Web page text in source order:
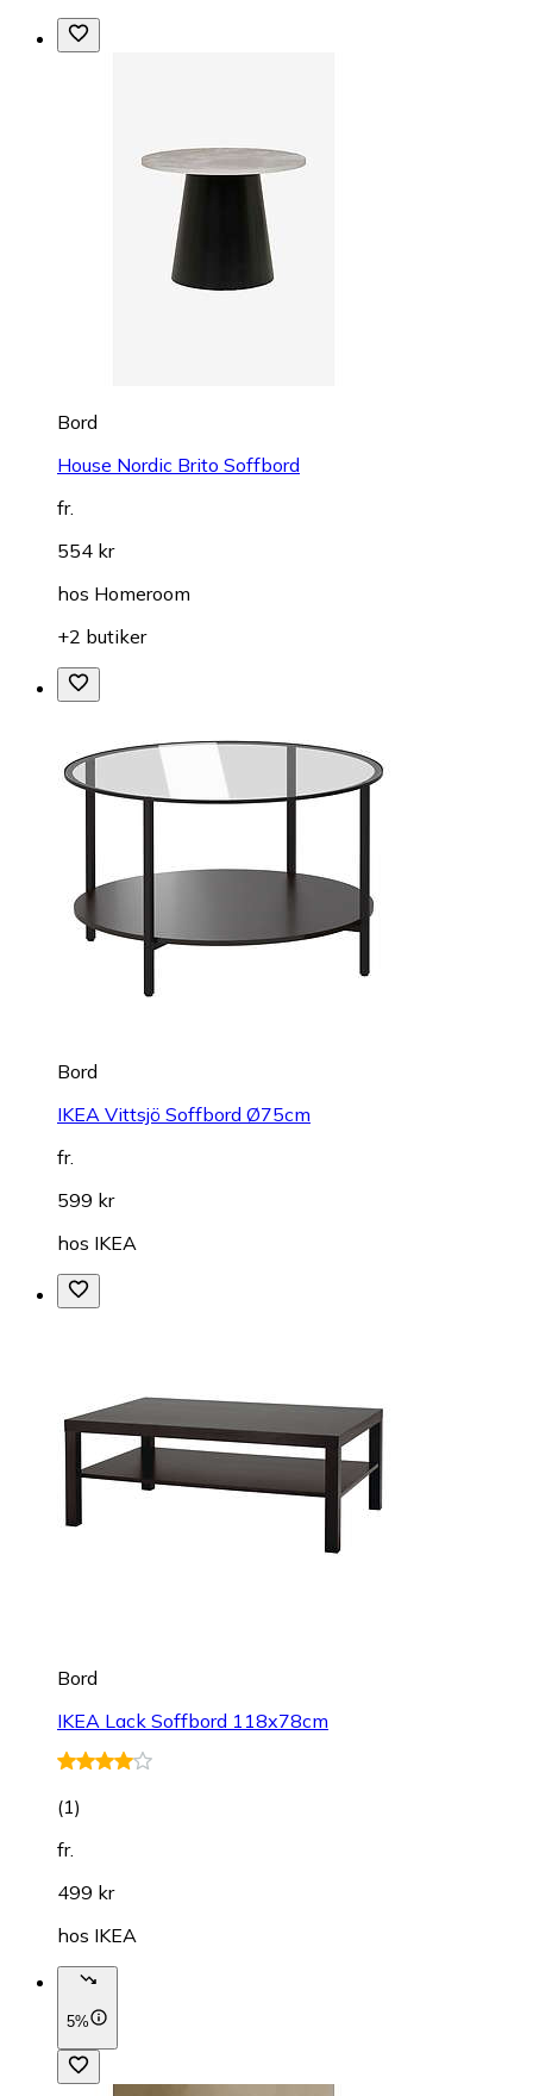
Bord
House Nordic Brito Soffbord
fr.
554 kr
hos Homeroom
+2 butiker
Bord
IKEA Vittsjö Soffbord Ø75cm
fr.
599 kr
hos IKEA
Bord
IKEA Lack Soffbord 118x78cm
(1)
fr.
499 kr
hos IKEA
5%